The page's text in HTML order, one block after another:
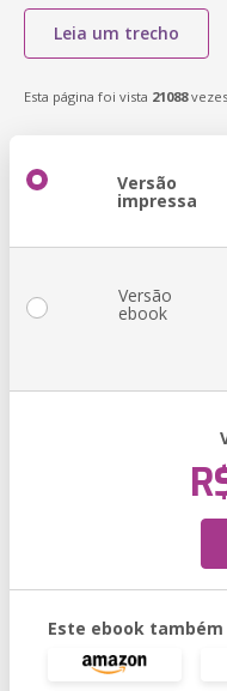
Leia um trecho
Esta página foi vista 21088
Versão
impressa
Versão
ebook
Este ebook